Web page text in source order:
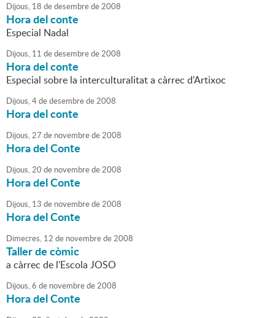
Dijous, 18 dedesembrede2008
Hora del conte
Especial Nadal
Dijous, 11 dedesembrede2008
Hora del conte
Especial sobre la interculturalitat a càrrec d'Artixoc
Dijous,4dedesembrede2008
Hora del conte
Dijous,27 de novembrede2008
Hora del Conte
Dijous,20 de novembrede2008
Hora del Conte
Dijous, 13 de novembrede2008
Hora del Conte
Dimecres, 12 de novembrede2008
Taller de còmic
a càrrec de l'Escola JOSO
Dijous,6 de novembrede2008
Hora del Conte